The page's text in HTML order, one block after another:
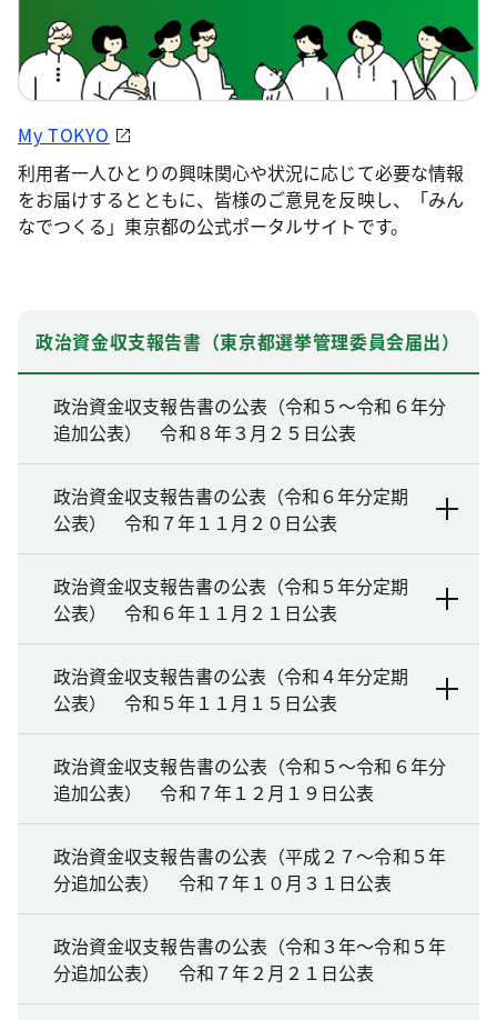
My TOKYO
利用者一人ひとりの興味関心や状況に応じて必要な情報
をお届けするとともに、皆様のご意見を反映し、「みん
なでつくる」東京都の公式ポータルサイトです。
政治資金収支報告書（東京都選挙管理委員会届出）
政治資金収支報告書の公表（令和５～令和６年分
追加公表） 令和８年３月２５日公表
政治資金収支報告書の公表（令和６年分定期
公表） 令和７年１１月２０日公表
政治資金収支報告書の公表（令和５年分定期
公表） 令和６年１１月２１日公表
政治資金収支報告書の公表（令和４年分定期
公表） 令和５年１１月１５日公表
政治資金収支報告書の公表（令和５～令和６年分
追加公表） 令和７年１２月１９日公表
政治資金収支報告書の公表（平成２７～令和５年
分追加公表） 令和７年１０月３１日公表
政治資金収支報告書の公表（令和３年～令和５年
分追加公表） 令和７年２月２１日公表